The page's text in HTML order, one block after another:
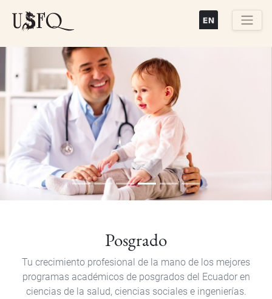
Previous
Posgrado
Tu crecimiento profesional de la mano de los mejores
programas académicos de posgrados del Ecuador en
ciencias de la salud, ciencias sociales e ingenierías.